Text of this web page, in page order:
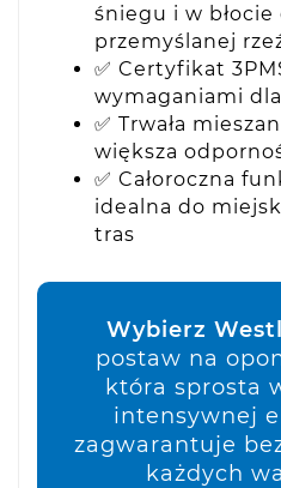
śniegu i w błocie
przemyślanej
✅ Certyfikat
wymaganiami
✅ Trwała
większa
✅ Całoroczna
idealna do
tras
Wybierz
postaw na
która sprosta
intensywnej
zagwarantuje
każdych